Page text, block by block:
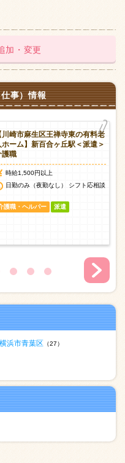
加・変更
事）情報
川崎市麻生区王禅寺東の有料老
ホーム】新百合ヶ丘駅＜派遣＞
護職
時給1,500円以上
日勤のみ（夜勤なし） シフト応相談
護職・ヘルパー 派遣
横浜市青葉区 （27）